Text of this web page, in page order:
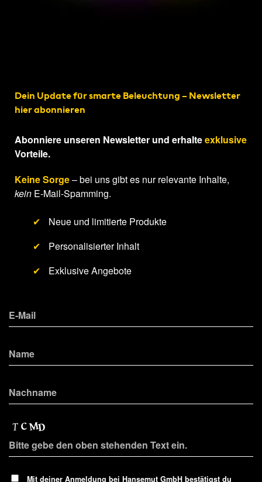
Dein Update für smarte Beleuchtung – Newsletter
hier abonnieren
Abonniere unseren Newsletter und erhalteexklusive
Vorteile.
Keine Sorge– bei uns gibt es nur relevante Inhalte,
kein E-Mail-Spamming.
✔
Neue und limitierte Produkte
✔
Personalisierter Inhalt
✔
Exklusive Angebote
Mit deiner Anmeldung bei Hansemut GmbH bestätigst du